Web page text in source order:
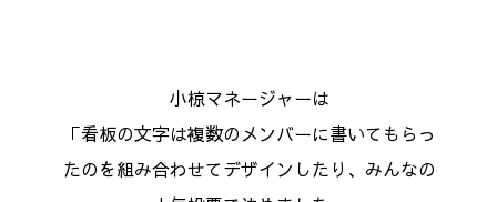
小椋マネージャーは
「看板の文字は複数のメンバーに書いてもらっ
たのを組み合わせてデザインしたり、みんなの